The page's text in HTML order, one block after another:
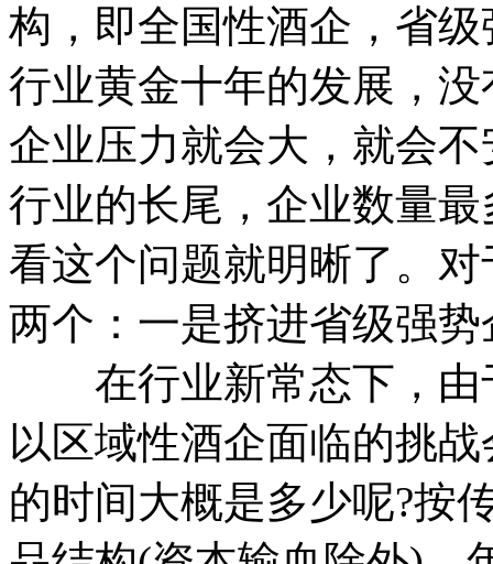
构，即全国性酒企，省
行业黄金十年的发展，
企业压力就会大，就会
行业的长尾，企业数量
看这个问题就明晰了。
两个：一是挤进省级强
在行业新常态下，由
以区域性酒企面临的挑
的时间大概是多少呢?按